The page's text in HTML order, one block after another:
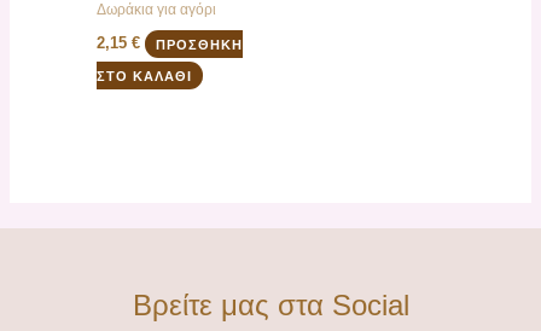
Δωράκια για αγόρι
2,15€ ΠΡΟΣΘΉΚΗ
ΣΤΟ ΚΑΛΆΘΙ
Βρείτε μας στα Social